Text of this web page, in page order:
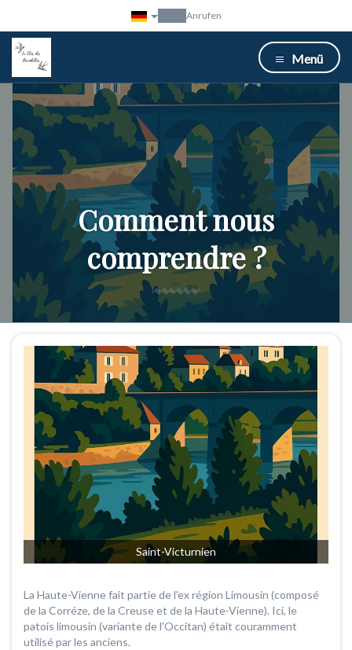
Anrufen
Menü
Comment nous
comprendre ?
Saint-Victurnien
La Haute-Vienne fait partie de l'ex région Limousin (composé
de la Corréze, de la Creuse et de la Haute-Vienne). Ici, le
patois limousin (variante de l'Occitan) était couramment
utilisé par les anciens.